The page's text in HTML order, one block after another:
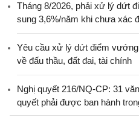
Tháng 8/2026, phải xử lý dứt
sung 3,6%/năm khi chưa xác
Yêu cầu xử lý dứt điểm
về đấu thầu, đất đai, tài chính
Nghị quyết 216/NQ-CP: 31
quyết phải được ban hành